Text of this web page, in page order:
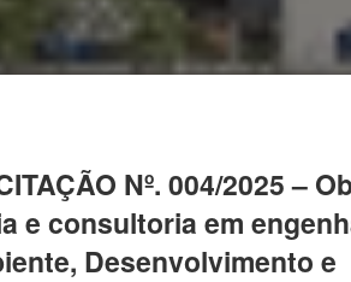
Nº. 004/2025 –
e consultoria em
Desenvolvimento e